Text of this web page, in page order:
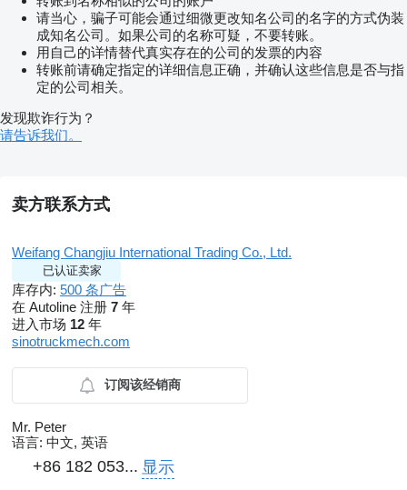
请当心，骗子可能会通过细微更改知名公司的名字的方式伪装
成知名公司。如果公司的名称可疑，不要转账。
用自己的详情替代真实存在的公司的发票的内容
转账前请确定指定的详细信息正确，并确认这些信息是否与指
定的公司相关。
发现欺诈行为？
请告诉我们。
卖方联系方式
Weifang Changjiu International Trading Co., Ltd.
已认证卖家
库存内: 500 条广告
在 Autoline 注册 7 年
进入市场 12 年
sinotruckmech.com
订阅该经销商
Mr. Peter
语言: 中文, 英语
+86 182 053... 显示